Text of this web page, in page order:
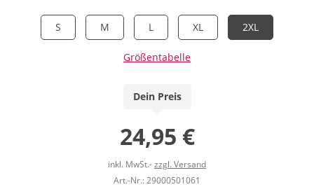
S M L XL 2XL
Größentabelle
Dein Preis
24,95 €
inkl. MwSt.-zzgl. Versand
Art.-Nr.: 29000501061